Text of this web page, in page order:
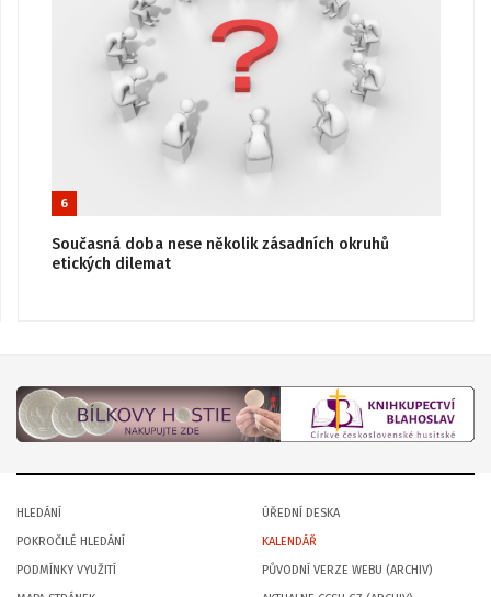
6
Současná doba nese několik zásadních okruhů
etických dilemat
HLEDÁNÍ
POKROČILÉ HLEDÁNÍ
PODMÍNKY VYUŽITÍ
ÚŘEDNÍ DESKA
KALENDÁŘ
PŮVODNÍ VERZE WEBU (ARCHIV)